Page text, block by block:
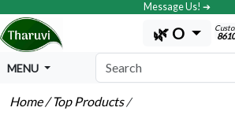
Message Us! ➔
🌿 O
MENU
Home/ Top Products/